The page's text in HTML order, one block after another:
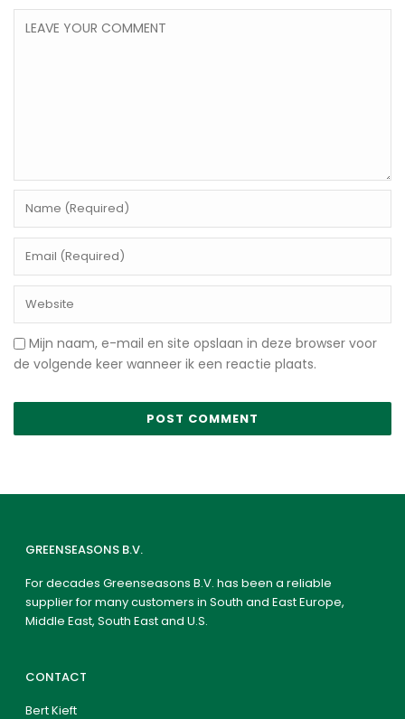
Mijn naam, e-mail en site opslaan in deze browser voor
de volgende keer wanneer ik een reactie plaats.
GREENSEASONS B.V.
For decades Greenseasons B.V. has been a reliable
supplier for many customers in South and East Europe,
Middle East, South East and U.S.
CONTACT
Bert Kieft